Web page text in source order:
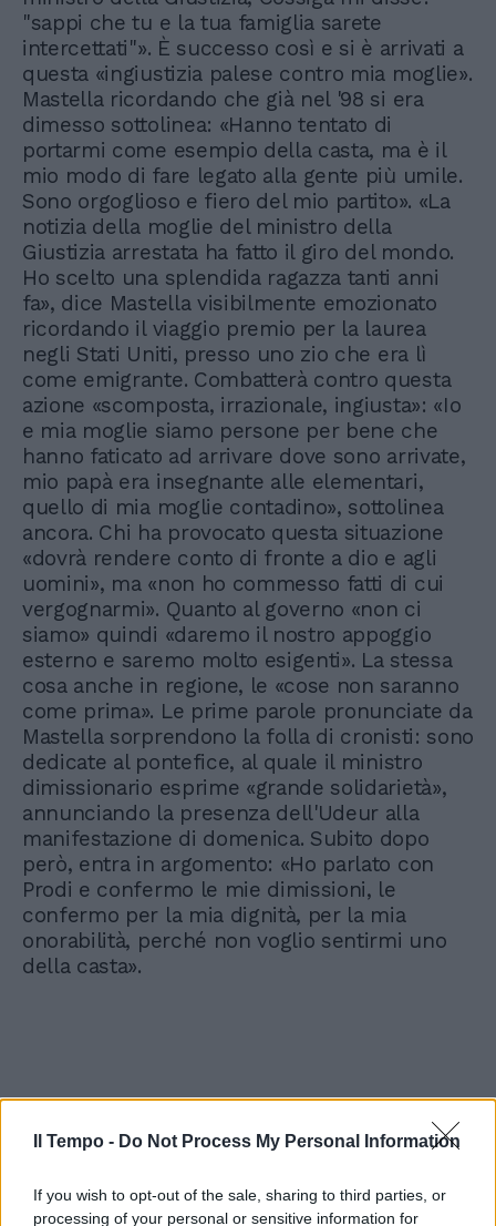
Il Tempo - Do Not Process My Personal Information
If you wish to opt-out of the sale, sharing to third parties, or
processing of your personal or sensitive information for
"sappi che tu e la tua famiglia sarete
intercettati"». È successo così e si è arrivati a
questa «ingiustizia palese contro mia moglie».
Mastella ricordando che già nel '98 si era
dimesso sottolinea: «Hanno tentato di
portarmi come esempio della casta, ma è il
mio modo di fare legato alla gente più umile.
Sono orgoglioso e fiero del mio partito». «La
notizia della moglie del ministro della
Giustizia arrestata ha fatto il giro del mondo.
Ho scelto una splendida ragazza tanti anni
fa», dice Mastella visibilmente emozionato
ricordando il viaggio premio per la laurea
negli Stati Uniti, presso uno zio che era lì
come emigrante. Combatterà contro questa
azione «scomposta, irrazionale, ingiusta»: «Io
e mia moglie siamo persone per bene che
hanno faticato ad arrivare dove sono arrivate,
mio papà era insegnante alle elementari,
quello di mia moglie contadino», sottolinea
ancora. Chi ha provocato questa situazione
«dovrà rendere conto di fronte a dio e agli
uomini», ma «non ho commesso fatti di cui
vergognarmi». Quanto al governo «non ci
siamo» quindi «daremo il nostro appoggio
esterno e saremo molto esigenti». La stessa
cosa anche in regione, le «cose non saranno
come prima». Le prime parole pronunciate da
Mastella sorprendono la folla di cronisti: sono
dedicate al pontefice, al quale il ministro
dimissionario esprime «grande solidarietà»,
annunciando la presenza dell'Udeur alla
manifestazione di domenica. Subito dopo
però, entra in argomento: «Ho parlato con
Prodi e confermo le mie dimissioni, le
confermo per la mia dignità, per la mia
onorabilità, perché non voglio sentirmi uno
della casta».